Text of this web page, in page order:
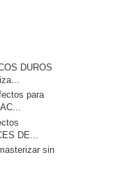
DUROS
para
DE...
sin